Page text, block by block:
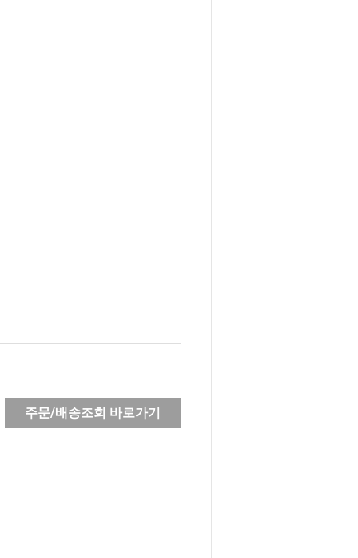
주문/배송조회 바로가기